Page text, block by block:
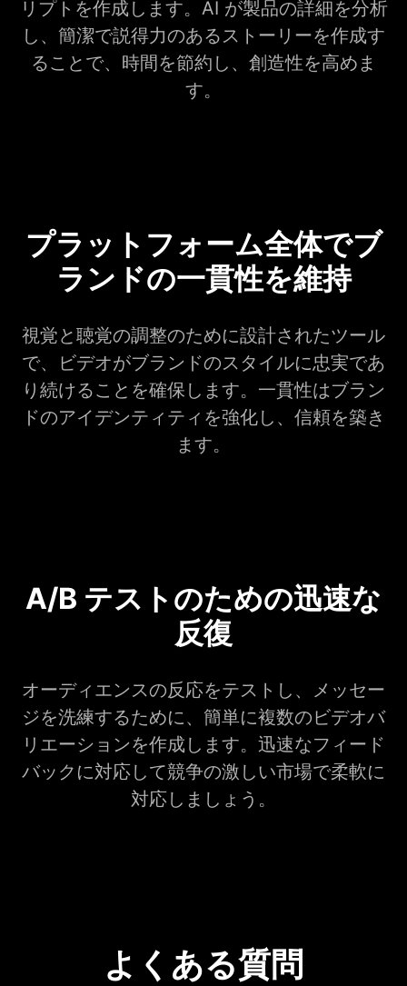
リプトを作成します。AI が製品の詳細を分析
し、簡潔で説得力のあるストーリーを作成す
ることで、時間を節約し、創造性を高めま
す。
プラットフォーム全体でブ
ランドの一貫性を維持
視覚と聴覚の調整のために設計されたツール
で、ビデオがブランドのスタイルに忠実であ
り続けることを確保します。一貫性はブラン
ドのアイデンティティを強化し、信頼を築き
ます。
A/B テストのための迅速な
反復
オーディエンスの反応をテストし、メッセー
ジを洗練するために、簡単に複数のビデオバ
リエーションを作成します。迅速なフィード
バックに対応して競争の激しい市場で柔軟に
対応しましょう。
よくある質問